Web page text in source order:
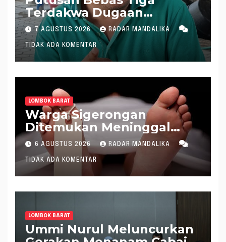
Terdakwa Dugaan
Gratifikasi Dana “Siluman”
DPRD NTB, Najamudin
Sebut Putusan Hakim
Aneh dan Ganjil, Bakal
Lapor Hakim Tipikor
Mataram ke MA
7 AGUSTUS 2026 RADAR MANDALIKA
TIDAK ADA KOMENTAR
LOMBOK BARAT
Warga Sigerongan
Ditemukan Meninggal
saat Setrum Ikan di
Sungai
6 AGUSTUS 2026 RADAR MANDALIKA
TIDAK ADA KOMENTAR
LOMBOK BARAT
Ummi Nurul Meluncurkan